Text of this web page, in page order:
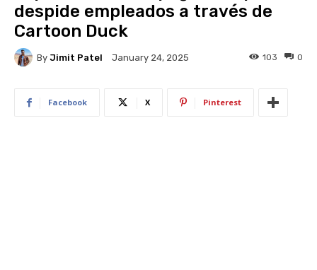
despide empleados a través de
Cartoon Duck
By Jimit Patel January 24, 2025 0
103
Facebook X Pinterest